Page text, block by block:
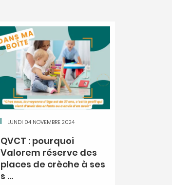
LUNDI 04 NOVEMBRE 2024
QVCT : pourquoi
Valorem réserve des
places de crèche à ses
s ...